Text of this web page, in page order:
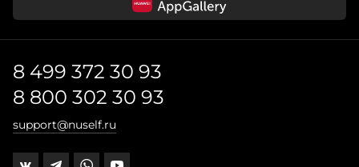
8 499 372 30 93
8 800 302 30 93
support@nuself.ru